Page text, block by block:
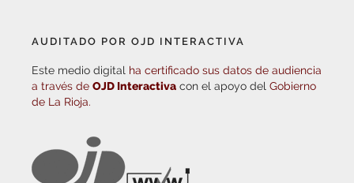
AUDITADO POR OJD INTERACTIVA
Este medio digital ha certificado sus datos de audiencia
a través de OJD Interactiva con el apoyo del Gobierno
de La Rioja.